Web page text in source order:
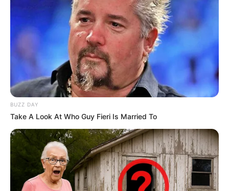
avenida torrencial
La Policía Nacional ha iniciado una investigación
exhaustiva para esclarecer los detalles de este
lamentable feminicidio que enluta a una familia más en
la ciudad y pone de manifiesto la urgente necesidad de
acciones contundentes contra la violencia de género en
Medellín.
El defensor de derechos humanos de la población
LGTBIQ+, Jaques León, reportóun nuevo asesinato de
uno de los integrantes de esta comunidad en Medellín.
León indicó que,en esta oportunidad, la víctima fue
BUZZ DAY
Take A Look At Who Guy Fieri Is Married To